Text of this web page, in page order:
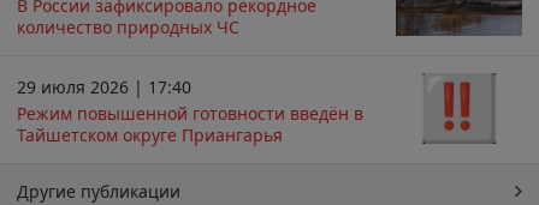
В России зафиксировало рекордное
количество природных ЧС
29 июля 2026 | 17:40
Режим повышенной готовности введён в
Тайшетском округе Приангарья
Другие публикации